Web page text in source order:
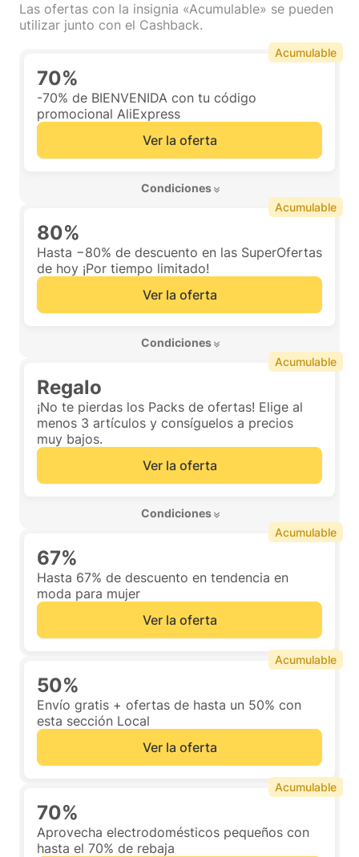
Las ofertas con la insignia «Acumulable» se pueden
utilizar junto con el Cashback.
70%
-70% de BIENVENIDA con tu código
promocional AliExpress
Ver la oferta
Condiciones
Acumulable
80%
Hasta −80% de descuento en las SuperOfertas
de hoy ¡Por tiempo limitado!
Ver la oferta
Condiciones
Acumulable
Regalo
¡No te pierdas los Packs de ofertas! Elige al
menos 3 artículos y consíguelos a precios
muy bajos.
Ver la oferta
Condiciones
Acumulable
67%
Hasta 67% de descuento en tendencia en
moda para mujer
Ver la oferta
Acumulable
50%
Envío gratis + ofertas de hasta un 50% con
esta sección Local
Ver la oferta
Acumulable
70%
Aprovecha electrodomésticos pequeños con
hasta el 70% de rebaja
Acumulable